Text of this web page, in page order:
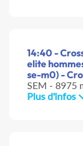
14:40 -
elite
se-m0) -
SEM - 8975
Plus d'infos